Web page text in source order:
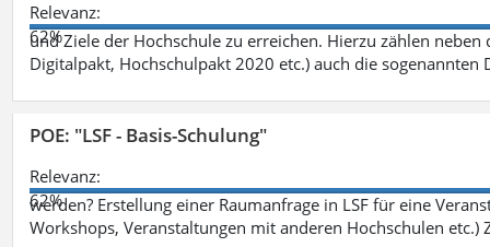
Relevanz:
62%
und Ziele der Hochschule zu erreichen. Hierzu zählen
Digitalpakt, Hochschulpakt 2020 etc.) auch die
POE: "LSF - Basis-Schulung"
Relevanz:
62%
werden? Erstellung einer Raumanfrage in LSF für eine
Workshops, Veranstaltungen mit anderen Hochschulen etc.)